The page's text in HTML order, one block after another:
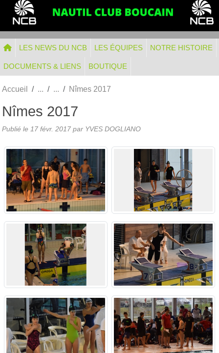
LES NEWS DU NCB LES ÉQUIPES NOTRE HISTOIRE
DOCUMENTS & LIENS BOUTIQUE
Accueil Nîmes 2017
Nîmes 2017
Publié le 17 févr. 2017 par YVES DOGLIANO
Panneau de gestion des cookies